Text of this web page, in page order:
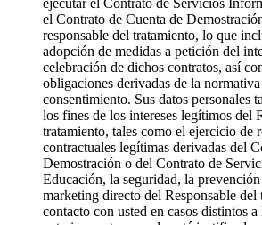
el Contrato de Cuenta de
responsable del tratamiento, lo que
adopción de medidas a petición del
celebración de dichos contratos, así
obligaciones derivadas de la
consentimiento. Sus datos personales
los fines de los intereses legítimos del
tratamiento, tales como el ejercicio de
contractuales legítimas derivadas del
Demostración o del Contrato de
Educación, la seguridad, la
marketing directo del Responsable del
contacto con usted en casos distintos